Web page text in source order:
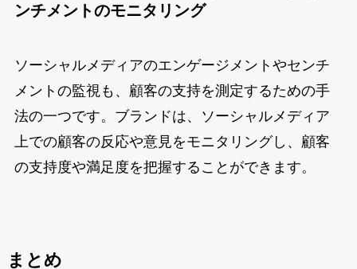
ンチメントのモニタリング
ソーシャルメディアのエンゲージメントやセンチ
メントの監視も、顧客の支持を測定するための手
法の一つです。ブランドは、ソーシャルメディア
上での顧客の反応や意見をモニタリングし、顧客
の支持度や満足度を把握することができます。
まとめ